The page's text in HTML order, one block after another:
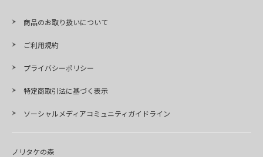
商品のお取り扱いについて
ご利用規約
プライバシーポリシー
特定商取引法に基づく表示
ソーシャルメディアコミュニティガイドライン
ノリタケの森